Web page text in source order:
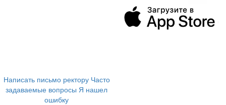
Написать письмо ректору Часто
задаваемые вопросы Я нашел
ошибку